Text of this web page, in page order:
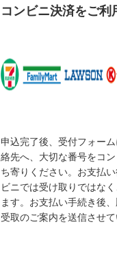
コンビニ決済をご利
申込完了後、受付フォー
絡先へ、大切な番号をコ
ち寄りください。お支払
ビニでは受け取りではな
ます。お支払い手続き後
受取のご案内を送信させて